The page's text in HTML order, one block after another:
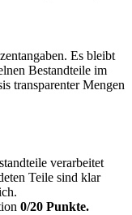
Es bleibt
Bestandteile im
transparenter Mengen
verarbeitet
Teile sind klar
0/20 Punkte.